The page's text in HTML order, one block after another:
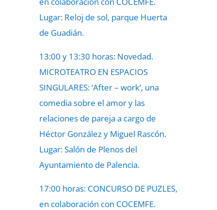
Lugar: Reloj de sol, parque Huerta
de Guadián.
13:00 y 13:30 horas: Novedad.
MICROTEATRO EN ESPACIOS
SINGULARES: ‘After – work’, una
comedia sobre el amor y las
relaciones de pareja a cargo de
Héctor González y Miguel Rascón.
Lugar: Salón de Plenos del
Ayuntamiento de Palencia.
17:00 horas: CONCURSO DE PUZLES,
en colaboración con COCEMFE.